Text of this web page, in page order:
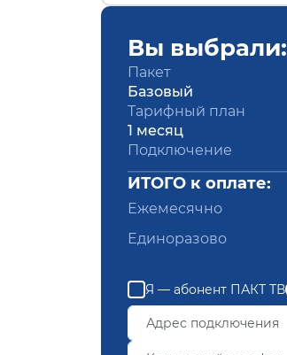
Вы выбрали:
Пакет
Базовый
Тарифный план
1 месяц
Подключение
ИТОГО к оплате:
Ежемесячно
Единоразово
Я — абонент ПАКТ ТВ